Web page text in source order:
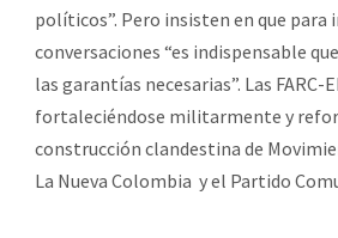
políticos”. Pero insisten en que para
conversaciones “es indispensable
las garantías necesarias”. Las FARC-
fortaleciéndose militarmente y
construcción clandestina de
La Nueva Colombia y el Partido